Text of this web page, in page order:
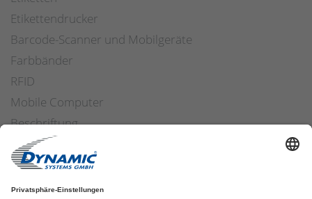
Etikettendrucker
Barcode-Scanner und Mobilgeräte
Farbbänder
RFID
Mobile Computer
Beschriftung
Arbeitssicherheit
Applikatoren
Etiketten Software